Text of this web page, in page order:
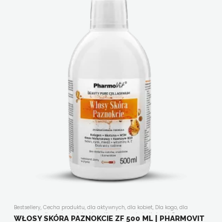
Bestsellery, Cecha produktu, dla aktywnych, dla kobiet, Dla kogo, dla
mężczyzn, dla seniora ,ekstrakty roślinne,energia i witalność ,Forma
WŁOSY SKÓRA PAZNOKCIE ZF 500 ML | PHARMOVIT